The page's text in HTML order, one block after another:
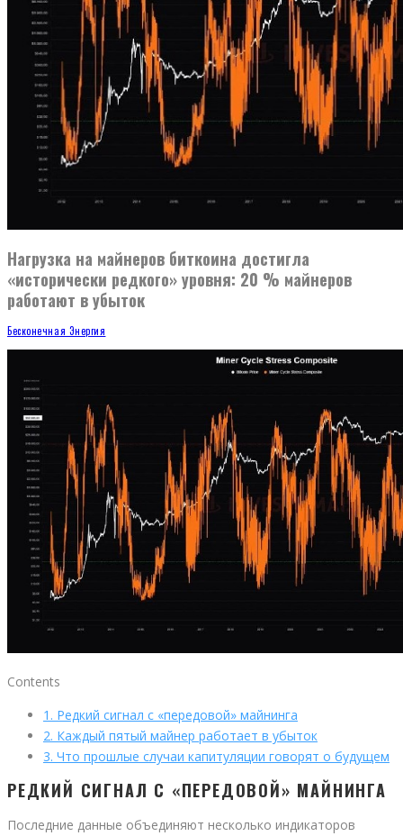
Нагрузка на майнеров биткоина достигла
«исторически редкого» уровня: 20 % майнеров
работают в убыток
Бесконечная Энергия
Contents
1. Редкий сигнал с «передовой» майнинга
2. Каждый пятый майнер работает в убыток
3. Что прошлые случаи капитуляции говорят о будущем
РЕДКИЙ СИГНАЛ С «ПЕРЕДОВОЙ» МАЙНИНГА
Последние данные объединяют несколько индикаторов